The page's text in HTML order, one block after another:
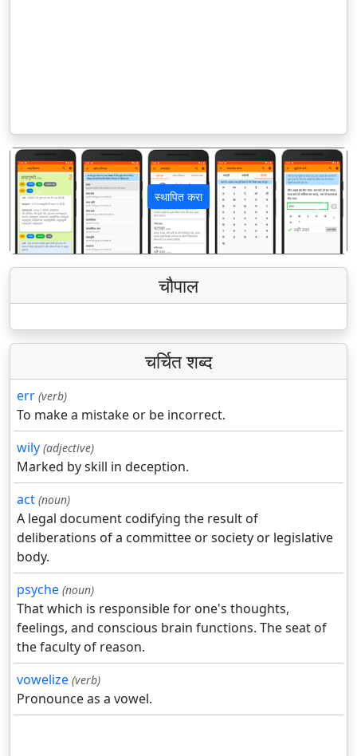
स्थापित करा
पिछला अगला
चौपाल
चर्चित शब्द
err (verb)
To make a mistake or be incorrect.
wily (adjective)
Marked by skill in deception.
act (noun)
A legal document codifying the result of
deliberations of a committee or society or legislative
body.
psyche (noun)
That which is responsible for one's thoughts,
feelings, and conscious brain functions. The seat of
the faculty of reason.
vowelize (verb)
Pronounce as a vowel.